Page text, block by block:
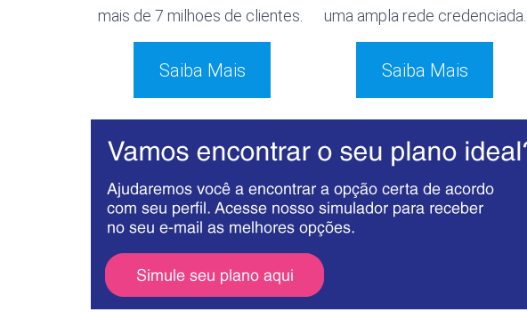
mais de 7 milhoes de clientes.
Saiba Mais
uma ampla rede credenciada.
Saiba Mais